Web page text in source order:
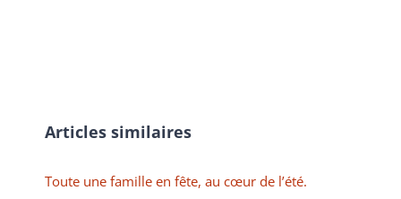
Articles similaires
Toute une famille en fête, au cœur de l’été.